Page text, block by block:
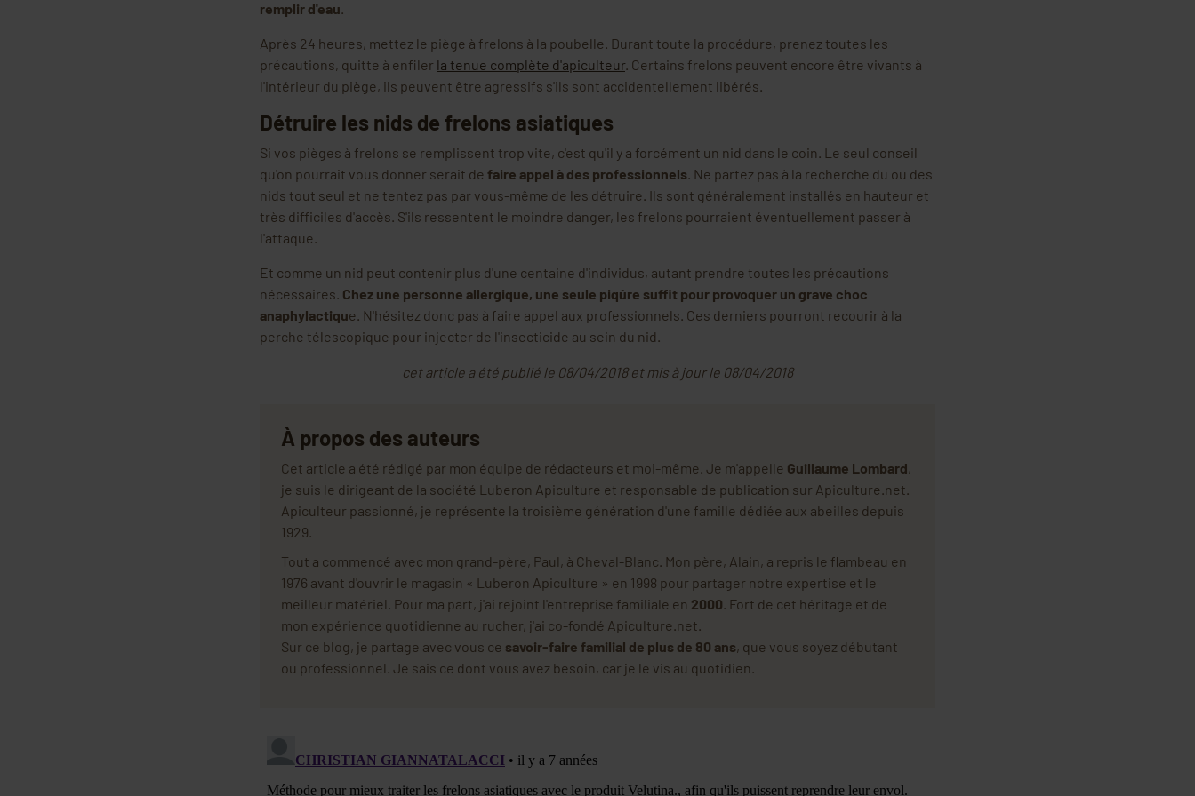
remplir d'eau.
Après 24 heures, mettez le piège à frelons à la poubelle. Durant toute la procédure, prenez toutes les
précautions, quitte à enfiler la tenue complète d'apiculteur. Certains frelons peuvent encore être vivants à
l'intérieur du piège, ils peuvent être agressifs s'ils sont accidentellement libérés.
Détruire les nids de frelons asiatiques
Si vos pièges à frelons se remplissent trop vite, c'est qu'il y a forcément un nid dans le coin. Le seul conseil
qu'on pourrait vous donner serait de faire appel à des professionnels. Ne partez pas à la recherche du ou des
nids tout seul et ne tentez pas par vous-même de les détruire. Ils sont généralement installés en hauteur et
très difficiles d'accès. S'ils ressentent le moindre danger, les frelons pourraient éventuellement passer à
l'attaque.
Et comme un nid peut contenir plus d'une centaine d'individus, autant prendre toutes les précautions
nécessaires. Chez une personne allergique, une seule piqûre suffit pour provoquer un grave choc
anaphylactique. N'hésitez donc pas à faire appel aux professionnels. Ces derniers pourront recourir à la
perche télescopique pour injecter de l'insecticide au sein du nid.
cet article a été publié le 08/04/2018 et mis à jour le 08/04/2018
À propos des auteurs
Cet article a été rédigé par mon équipe de rédacteurs et moi-même. Je m'appelle Guillaume Lombard,
je suis le dirigeant de la société Luberon Apiculture et responsable de publication sur Apiculture.net.
Apiculteur passionné, je représente la troisième génération d'une famille dédiée aux abeilles depuis
1929.
Tout a commencé avec mon grand-père, Paul, à Cheval-Blanc. Mon père, Alain, a repris le flambeau en
1976 avant d'ouvrir le magasin « Luberon Apiculture » en 1998 pour partager notre expertise et le
meilleur matériel. Pour ma part, j'ai rejoint l'entreprise familiale en 2000. Fort de cet héritage et de
mon expérience quotidienne au rucher, j'ai co-fondé Apiculture.net.
Sur ce blog, je partage avec vous ce savoir-faire familial de plus de 80 ans, que vous soyez débutant
ou professionnel. Je sais ce dont vous avez besoin, car je le vis au quotidien.